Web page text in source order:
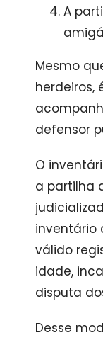
A
Mesmo
herdeiros,
defensor
O
a partilha
inventário
válido
idade,
disputa
Desse